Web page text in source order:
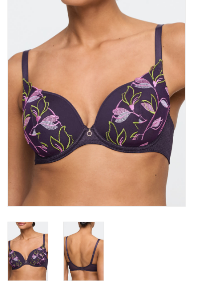
Homewear
Badmode
Lingerie-accessoires
Cadeaubonnen